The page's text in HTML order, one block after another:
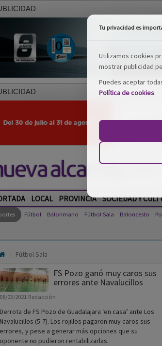
LOCAL PROVINCIA SOCIEDAD Y
Fútbol Balonmano Fútbol Sala Baloncesto
Fútbol Sala
FS Pozo ganó muy caros sus
errores ante Navalucillos
08/03/2021 Redacción
Derrota de FS Pozo de Guadalajara ‘en casa’ ante Los
Navalucillos (5-7). Los rojillos pagaron muy caros sus
errores, y pese a generar más opciones que su
oponente no pudieron rentabilizarlas.
Tu privacidad es
Utilizamos cookies
mostrar publicidad
Puedes aceptar
Política de cookies.